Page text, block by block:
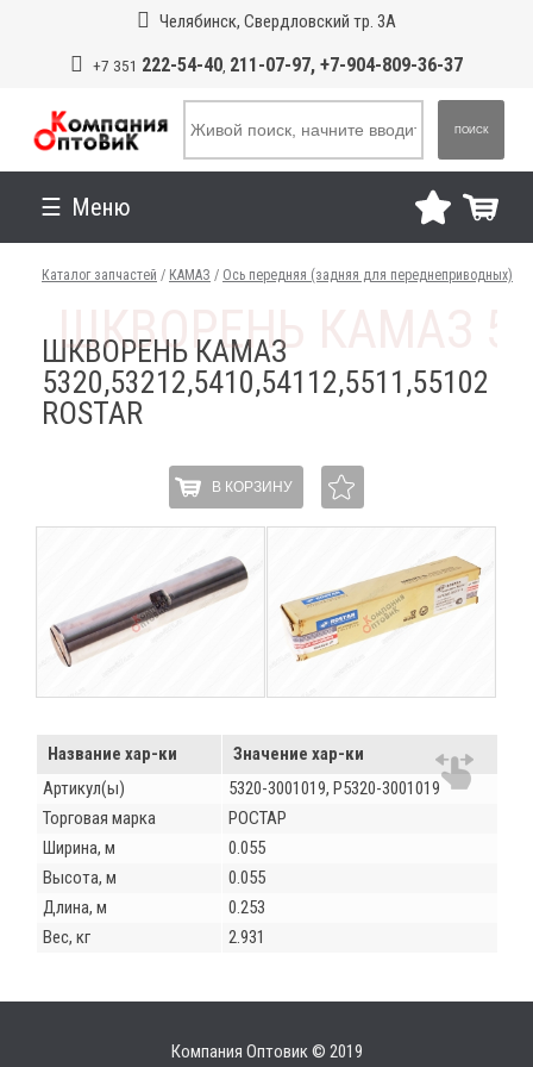
Челябинск, Свердловский тр. 3А
+7 351 222-54-40, 211-07-97, +7-904-809-36-37
ПОИСК
Меню
Каталог запчастей / КАМАЗ / Ось передняя (задняя для переднеприводных)
ШКВОРЕНЬ КАМАЗ
5320,53212,5410,54112,5511,55102
ROSTAR
В КОРЗИНУ
Название хар-ки
Значение хар-ки
Артикул(ы)
5320-3001019, Р5320-3001019
Торговая марка
РОСТАР
Ширина, м
0.055
Высота, м
0.055
Длина, м
0.253
Вес, кг
2.931
Компания Оптовик © 2019